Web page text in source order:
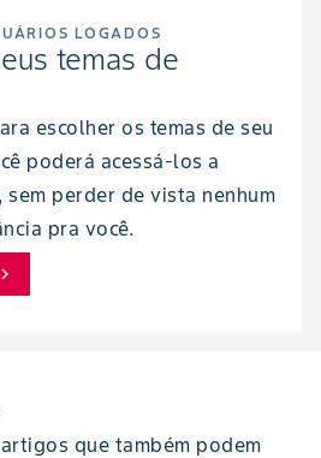
LOGADOS
temas de
escolher os temas de seu
poderá acessá-los a
sem perder de vista nenhum
pra você.
chevron_right
que também podem